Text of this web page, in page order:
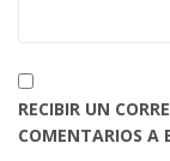
RECIBIR UN
COMENTARIOS A